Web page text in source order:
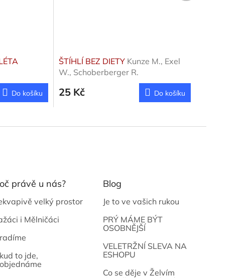
Do košíku
ŠTÍHLÍ BEZ DIETY Kunze M., Exel
W., Schoberberger R.
25 Kč Do košíku
Josef
právě u nás?
velký prostor
i Mělničáci
to jde,
Blog
Je to ve vašich rukou
PRÝ MÁME BÝT
OSOBNĚJŠÍ
VELETRŽNÍ SLEVA NA
ESHOPU
Co se děje v Želvím